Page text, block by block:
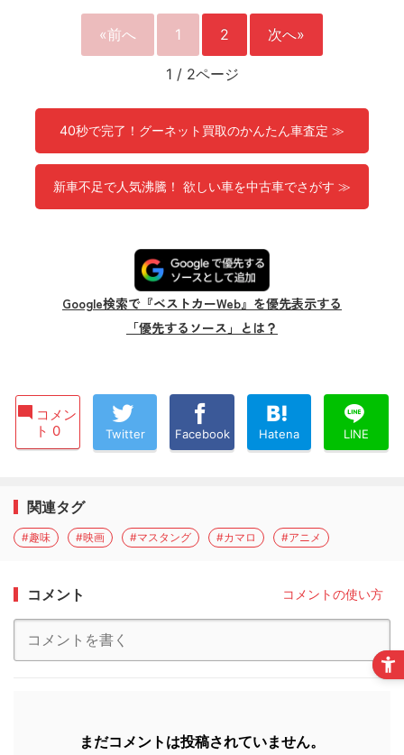
«前へ 1 2 次へ»
1 / 2ページ
40秒で完了！グーネット買取のかんたん車査定 ≫
新車不足で人気沸騰！ 欲しい車を中古車でさがす ≫
Google検索で『ベストカーWeb』を優先表示する
「優先するソース」とは？
コメン
ト 0
Twitter Facebook Hatena LINE
関連タグ
#趣味 #映画 #マスタング #カマロ #アニメ
コメント コメントの使い方
まだコメントは投稿されていません。